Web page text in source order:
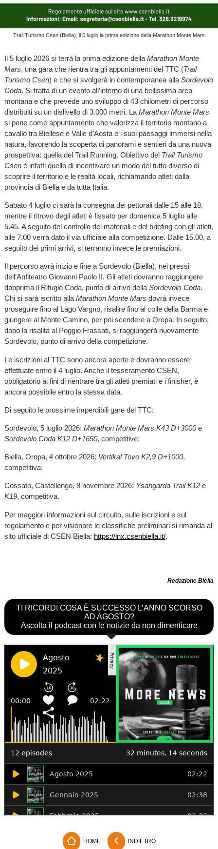
Trail Turismo Csen (Biella), il 5 luglio la prima edizione della Marathon Monte Mars
Il 5 luglio 2026 si terrà la prima edizione della Marathon Monte
Mars, una gara che rientra tra gli appuntamenti del TTC (Trail
Turismo Csen) e che si svolgerà in contemporanea alla Sordevolo
Coda. Si tratta di un evento all’interno di una bellissima area
montana e che prevede uno sviluppo di 43 chilometri di percorso
distribuiti su un dislivello di 3.000 metri. La Marathon Monte Mars
si pone come appuntamento che valorizza il territorio montano a
cavallo tra Biellese e Valle d’Aosta e i suoi paesaggi immersi nella
natura, favorendo la scoperta di panorami e sentieri da una nuova
prospettiva: quella del Trail Running. Obiettivo del Trail Turismo
Csenè infatti quello di incentivare un modo del tutto diverso di
scoprire il territorio e le realtà locali, richiamando atleti dalla
provincia di Biella e da tutta Italia.
Sabato 4 luglio ci sarà la consegna dei pettorali dalle 15 alle 18,
mentre il ritrovo degli atleti è fissato per domenica 5 luglio alle
5.45. A seguito del controllo dei materiali e del briefing con gli atleti,
alle 7.00 verrà dato il via ufficiale alla competizione. Dalle 15.00, a
seguito dei primi arrivi, si terranno invece le premiazioni.
Il percorso avrà inizio e fine a Sordevolo (Biella), nei pressi
dell’Anfiteatro Giovanni Paolo II. Gli atleti dovranno raggiungere
dapprima il Rifugio Coda, punto di arrivo dellaSordevolo-Coda.
Chi si sarà iscritto allaMarathon Monte Mars dovrà invece
proseguire fino al Lago Vargno, risalire fino al colle della Barma e
giungere al Monte Camino, per poi scendere a Oropa. In seguito,
dopo la risalita al Poggio Frassati, si raggiungerà nuovamente
Sordevolo, punto di arrivo della competizione.
Le iscrizioni al TTC sono ancora aperte e dovranno essere
effettuate entro il 4 luglio. Anche il tesseramento CSEN,
obbligatorio ai fini di rientrare tra gli atleti premiati e i finisher, è
ancora possibile entro la stessa data.
Di seguito le prossime imperdibili gare del TTC:
Sordevolo, 5 luglio 2026: Marathon Monte Mars K43 D+3000e
Sordevolo Coda K12 D+1650, competitive;
Biella, Oropa, 4 ottobre 2026: Vertikal Tovo K2,9 D+1000,
competitiva;
Cossato, Castellengo, 8 novembre 2026: Ysangarda Trail K12 e
K19, competitiva.
Per maggiori informazioni sul circuito, sulle iscrizioni e sul
regolamento e per visionare le classifiche preliminari si rimanda al
sito ufficiale di CSEN Biella: https://lnx.csenbiella.it/.
Redazione Biella
TI RICORDI COSA È SUCCESSO L’ANNO SCORSO
AD AGOSTO?
Ascolta il podcast con le notizie da non dimenticare
HOME INDIETRO